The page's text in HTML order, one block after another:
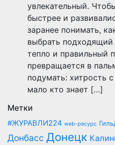
увлекательный.
быстрее и
заранее понимать,
выбрать подходящий
тепло и правильный
превращается в
подумать: хитрость
мало кто знает […]
Метки
#ЖУРАВЛИ224 web-ресурс
Донбасс Донецк